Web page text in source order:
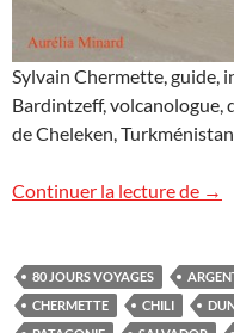
Sylvain Chermette, guide,
Bardintzeff, volcanologue,
de Cheleken,
Continuer la lecture de →
80 JOURS VOYAGES
CHERMETTE
CHILI